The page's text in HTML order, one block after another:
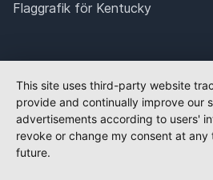
Flaggrafik för Kentucky
This site uses third-party website
provide and continually improve our
advertisements according to users'
revoke or change my consent at
future.